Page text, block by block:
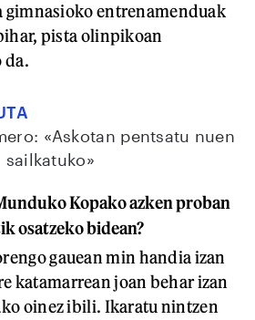
gimnasioko entrenamenduak
pista olinpikoan
da.
«Askotan pentsatu nuen
Kopako azken proban
osatzeko bidean?
gauean min handia izan
katamarrean joan behar izan
oinez ibili. Ikaratu nintzen